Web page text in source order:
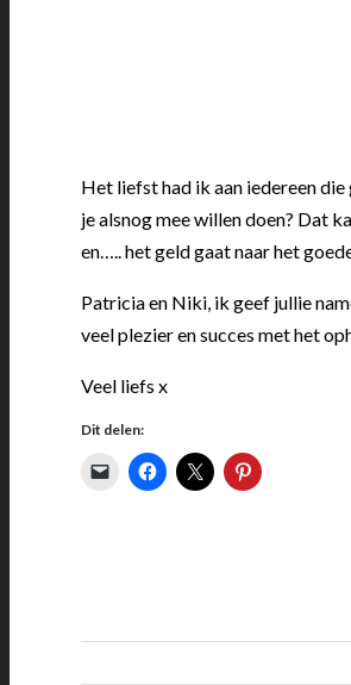
Het liefst had ik aan iedereen
je alsnog mee willen doen? Dat
en….. het geld gaat naar het
Patricia en Niki, ik geef jullie
veel plezier en succes met het
Veel liefs x
Dit delen: